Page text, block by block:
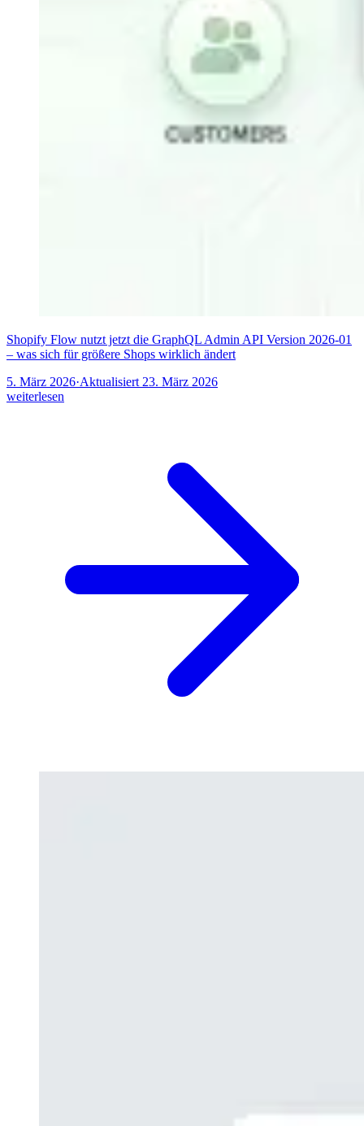
Shopify Flow nutzt jetzt die GraphQL Admin API Version 2026-01
– was sich für größere Shops wirklich ändert
5. März 2026·Aktualisiert 23. März 2026
weiterlesen